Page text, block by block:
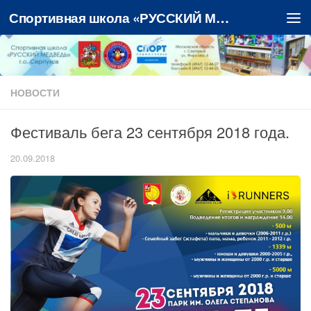
Перейти к содержимому Спортивная школа «РУССКИЙ МЕДВЕДЬ»
НОВОСТИ
Фестиваль бега 23 сентября 2018 года.
20.09.2018